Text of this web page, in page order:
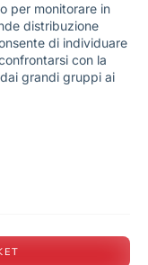
per monitorare in
distribuzione
di individuare
con la
grandi gruppi ai